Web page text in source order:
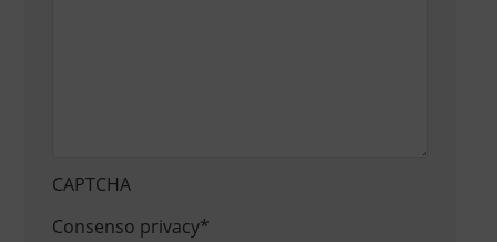
CAPTCHA
Consenso privacy*